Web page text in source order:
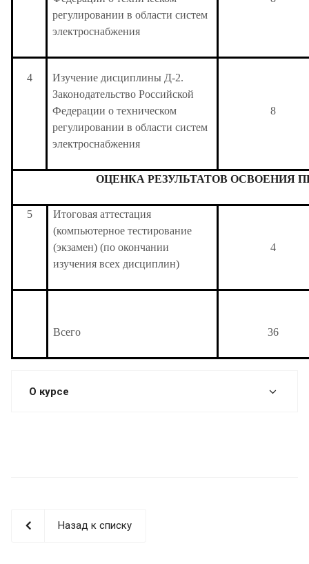
регулировании в области систем
электроснабжения
4
Изучение дисциплины Д-2.
Законодательство Российской
Федерации о техническом
регулировании в области систем
электроснабжения
8
ОЦЕНКА РЕЗУЛЬТАТОВ ОСВОЕНИЯ
5
Итоговая аттестация
(компьютерное тестирование
(экзамен) (по окончании
изучения всех дисциплин)
4
Всего 36
О курсе
Назад к списку